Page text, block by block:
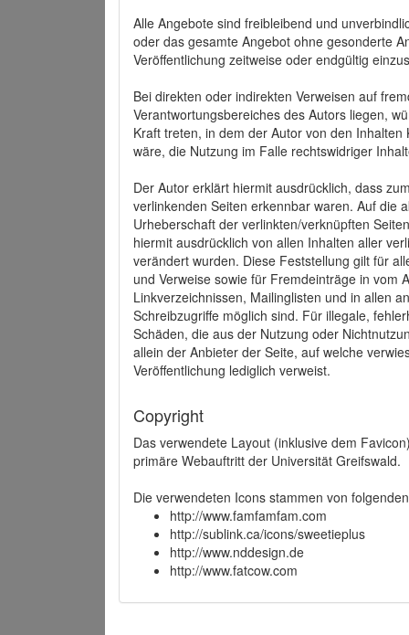
Alle Angebote sind freibleibend und
oder das gesamte Angebot ohne gesonderte
Veröffentlichung zeitweise oder endgültig
Bei direkten oder indirekten Verweisen auf
Verantwortungsbereiches des Autors liegen,
Kraft treten, in dem der Autor von den
wäre, die Nutzung im Falle rechtswidriger
Der Autor erklärt hiermit ausdrücklich, dass
verlinkenden Seiten erkennbar waren. Auf die
Urheberschaft der verlinkten/verknüpften
hiermit ausdrücklich von allen Inhalten aller
verändert wurden. Diese Feststellung gilt für
und Verweise sowie für Fremdeinträge in vom
Linkverzeichnissen, Mailinglisten und in allen
Schreibzugriffe möglich sind. Für illegale,
Schäden, die aus der Nutzung oder
allein der Anbieter der Seite, auf welche
Veröffentlichung lediglich verweist.
Copyright
Das verwendete Layout (inklusive dem
primäre Webauftritt der Universität Greifswald.
Die verwendeten Icons stammen von
http://www.famfamfam.com
http://sublink.ca/icons/sweetieplus
http://www.nddesign.de
http://www.fatcow.com